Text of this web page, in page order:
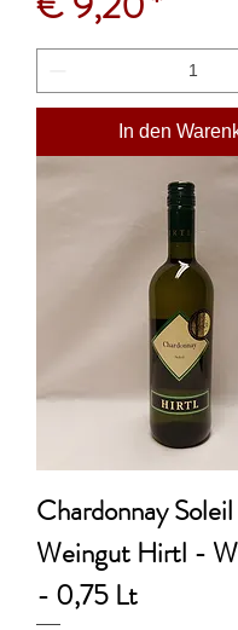
In den
Chardonnay
Weingut Hirtl -
- 0,75 Lt